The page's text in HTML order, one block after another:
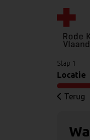
Stap 1
Locatie
Terug